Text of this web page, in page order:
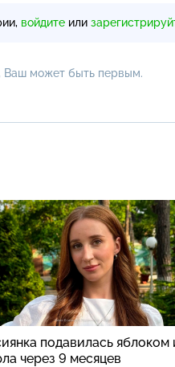
войдите или
Ваш может быть первым.
подавилась яблоком
через 9 месяцев